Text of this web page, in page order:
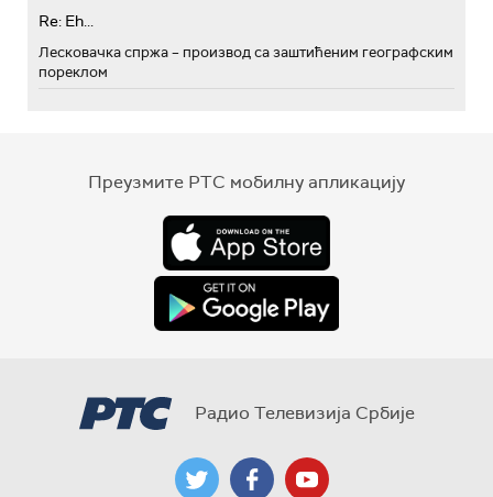
Re: Eh...
Лесковачка спржа – производ са заштићеним географским
пореклом
Преузмите РТС мобилну апликацију
Радио Телевизија Србије